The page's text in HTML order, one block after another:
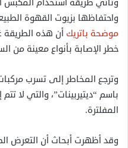
وتأتي طريقة استخدام المكبس
واحتفاظها بزيوت القهوة
موضحة باتريك أن هذه الطريقة
خطر الإصابة بأنواع معينة من
وترجع المخاطر إلى تسرب
باسم “ديتيربينات”، والتي لا
المفلترة.
وقد أظهرت أبحاث أن التعرض